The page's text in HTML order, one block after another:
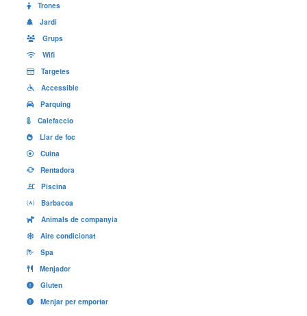
Trones
Jardi
Grups
Wifi
Targetes
Accessible
Parquing
Calefaccio
Llar de foc
Cuina
Rentadora
Piscina
Barbacoa
Animals de companyia
Aire condicionat
Spa
Menjador
Gluten
Menjar per emportar